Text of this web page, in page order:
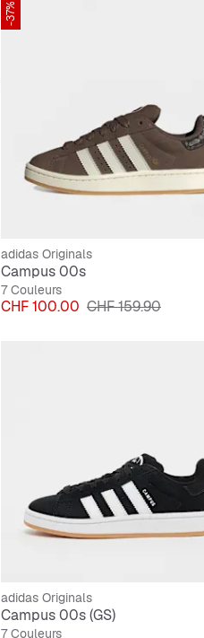
-37%
adidas Originals
Campus 00s
7 Couleurs
Prix
CHF 100.00 Prix original
CHF 159.90
adidas Originals
Campus 00s (GS)
7 Couleurs